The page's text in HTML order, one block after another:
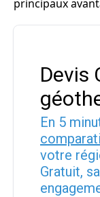
principaux
Devis
En 5
votre
Gratuit,